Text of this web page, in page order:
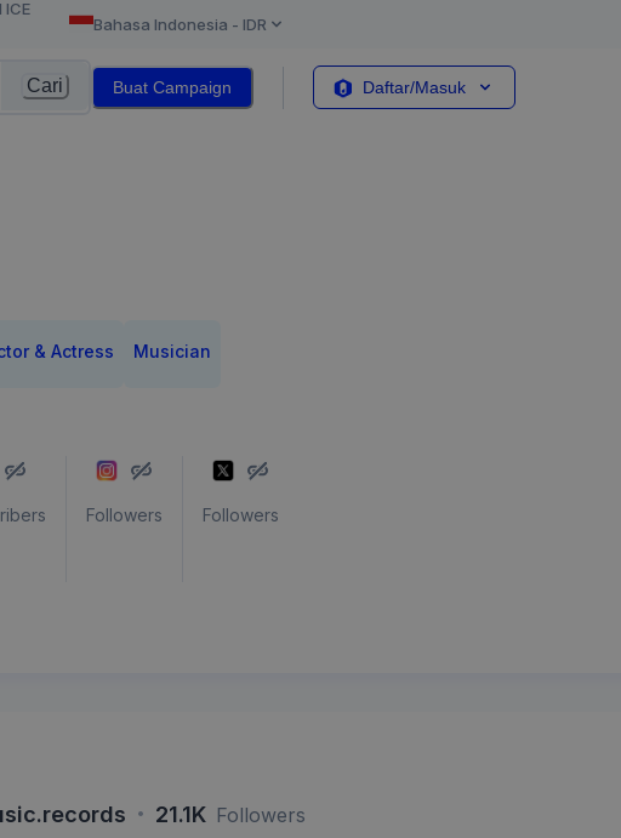
ICE
Bahasa Indonesia - IDR
Cari Buat Campaign Daftar/Masuk
& Actress Musician
Followers Followers
· 21.1K Followers